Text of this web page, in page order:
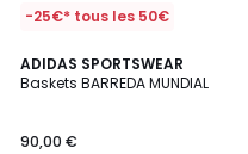
-25€* tous les 50€
ADIDAS SPORTSWEAR
Baskets BARREDA MUNDIAL
90,00 €
4,9
/ 5
2
Couleurs